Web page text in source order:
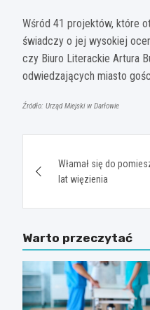
Wśród 41 projektów, które
świadczy o jej wysokiej
czy Biuro Literackie Artura
odwiedzających miasto
Źródło: Urząd Miejski w Darłowie
wpisu
Włamał się do
lat więzienia
Warto przeczytać